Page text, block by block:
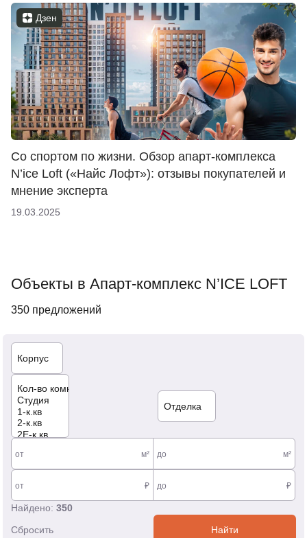
Дзен
Со спортом по жизни. Обзор апарт-комплекса
N’ice Loft («Найс Лофт»): отзывы покупателей и
мнение эксперта
19.03.2025
Объекты в Апарт-комплекс N’ICE LOFT
350 предложений
от м² до м²
от ₽ до ₽
Найдено: 350
Сбросить
Найти